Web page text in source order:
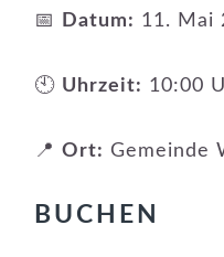
📅 Datum: 11. Mai
🕙 Uhrzeit: 10:00
📍Ort: Gemeinde
BUCHEN